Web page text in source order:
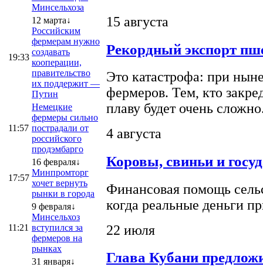
Минсельхоза
19:33
12 марта↓
Российским
фермерам нужно
создавать
кооперации,
правительство
их поддержит —
Путин
11:57
Немецкие
фермеры сильно
пострадали от
российского
продэмбарго
17:57
16 февраля↓
Минпромторг
хочет вернуть
рынки в города
11:21
9 февраля↓
Минсельхоз
вступился за
фермеров на
рынках
31 января↓
15 августа
Рекордный экспорт
Это катастрофа: при
фермеров. Тем, кто
плаву будет очень
4 августа
Коровы, свиньи и
Финансовая помощь
когда реальные деньги
22 июля
Глава Кубани